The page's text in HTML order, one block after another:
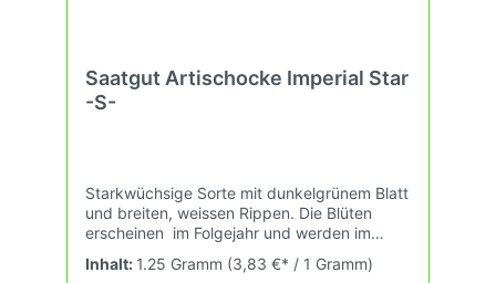
Saatgut Artischocke Imperial Star
-S-
Starkwüchsige Sorte mit dunkelgrünem Blatt
und breiten, weissen Rippen. Die Blüten
erscheinen im Folgejahr und werden im
geschlossenen Zustand geerntet. Bei sehr
früher Aussaat ist eine Ernte im gleichen Jahr
Inhalt: 1.25 Gramm (3,83 €* / 1 Gramm)